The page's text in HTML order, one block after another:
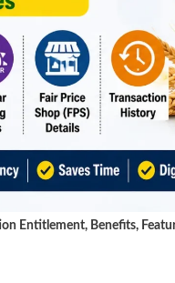
Entitlement, Benefits,